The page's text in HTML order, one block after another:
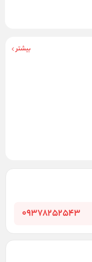
بیشتر
09378252543